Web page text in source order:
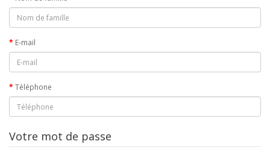
E-mail
Téléphone
Votre mot de passe